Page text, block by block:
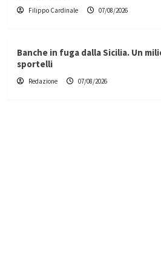
Filippo Cardinale 07/08/2026
Banche in fuga dalla Sicilia. Un
sportelli
Redazione 07/08/2026